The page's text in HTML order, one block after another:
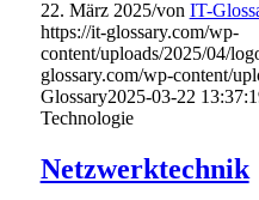
22. März 2025/von IT-
https://it-glossary.com/wp-
content/uploads/2025/04/
glossary.com/wp-content/
Glossary2025-03-22
Technologie
Netzwerktechnik